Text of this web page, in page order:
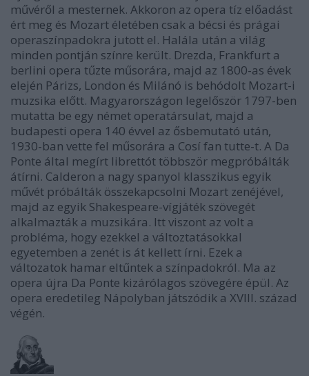
művéről a mesternek. Akkoron az opera tíz előadást
ért meg és Mozart életében csak a bécsi és prágai
operaszínpadokra jutott el. Halála után a világ
minden pontján színre került. Drezda, Frankfurt a
berlini opera tűzte műsorára, majd az 1800-as évek
elején Párizs, London és Milánó is behódolt Mozart-i
muzsika előtt. Magyarországon legelőször 1797-ben
mutatta be egy német operatársulat, majd a
budapesti opera 140 évvel az ősbemutató után,
1930-ban vette fel műsorára a Cosí fan tutte-t. A Da
Ponte által megírt librettót többször megpróbálták
átírni. Calderon a nagy spanyol klasszikus egyik
művét próbálták összekapcsolni Mozart zenéjével,
majd az egyik Shakespeare-vígjáték szövegét
alkalmazták a muzsikára. Itt viszont az volt a
probléma, hogy ezekkel a változtatásokkal
egyetemben a zenét is át kellett írni. Ezek a
változatok hamar eltűntek a színpadokról. Ma az
opera újra Da Ponte kizárólagos szövegére épül. Az
opera eredetileg Nápolyban játszódik a XVIII. század
végén.